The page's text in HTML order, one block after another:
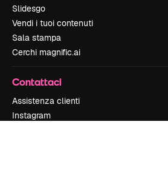
Slidesgo
Vendi i tuoi contenuti
Sala stampa
Cerchi magnific.ai
Contattaci
Assistenza clienti
Instagram